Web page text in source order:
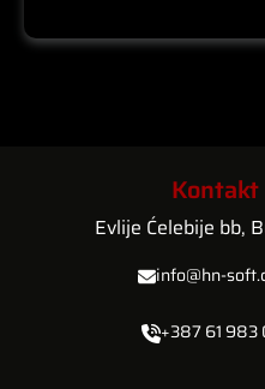
Kontakt
Evlije Ćelebije bb,
info@hn-
+387 61 983